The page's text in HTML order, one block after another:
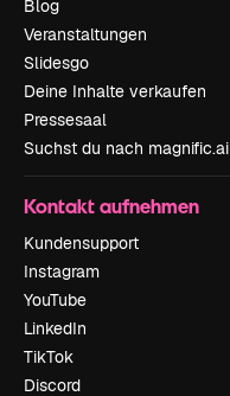
Blog
Veranstaltungen
Slidesgo
Deine Inhalte verkaufen
Pressesaal
Suchst du nach magnific.ai
Kontakt aufnehmen
Kundensupport
Instagram
YouTube
LinkedIn
TikTok
Discord